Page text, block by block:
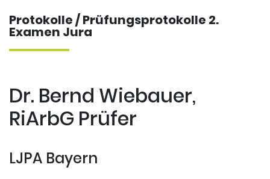
Protokolle / Prüfungsprotokolle 2.
Examen Jura
Dr. Bernd Wiebauer,
RiArbG Prüfer
LJPA Bayern